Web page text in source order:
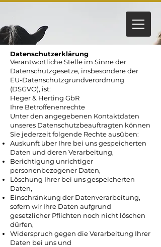
Datenschutzerklärung
Verantwortliche Stelle im Sinne der
Datenschutzgesetze, insbesondere der
EU-Datenschutzgrundverordnung
(DSGVO), ist:
Heger & Herting GbR
Ihre Betroffenenrechte
Unter den angegebenen Kontaktdaten
unseres Datenschutzbeauftragten können
Sie jederzeit folgende Rechte ausüben:
Auskunft über Ihre bei uns gespeicherten
Daten und deren Verarbeitung,
Berichtigung unrichtiger
personenbezogener Daten,
Löschung Ihrer bei uns gespeicherten
Daten,
Einschränkung der Datenverarbeitung,
sofern wir Ihre Daten aufgrund
gesetzlicher Pflichten noch nicht löschen
dürfen,
Widerspruch gegen die Verarbeitung Ihrer
Daten bei uns und